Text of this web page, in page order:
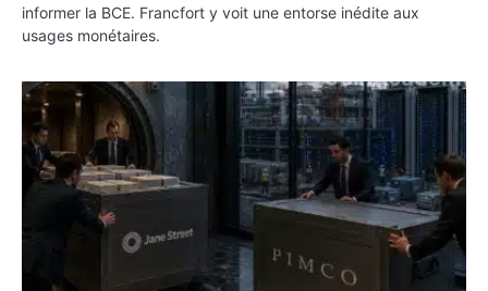
informer la BCE. Francfort y voit une entorse inédite aux
usages monétaires.
Jane Street négocie le transfert de 11 milliards de